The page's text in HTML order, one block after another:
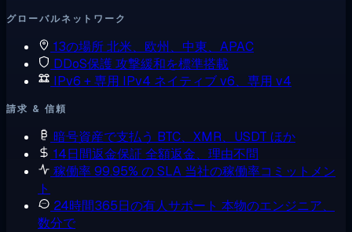
グローバルネットワーク
13の場所北米、欧州、中東、APAC
DDoS保護攻撃緩和を標準搭載
IPv6 + 専用 IPv4 ネイティブ v6、専用 v4
請求 & 信頼
暗号資産で支払う BTC、XMR、USDT ほか
14日間返金保証 全額返金、理由不問
稼働率 99.95% の SLA 当社の稼働率コミットメン
ト
24時間365日の有人サポート 本物のエンジニア、
数分で